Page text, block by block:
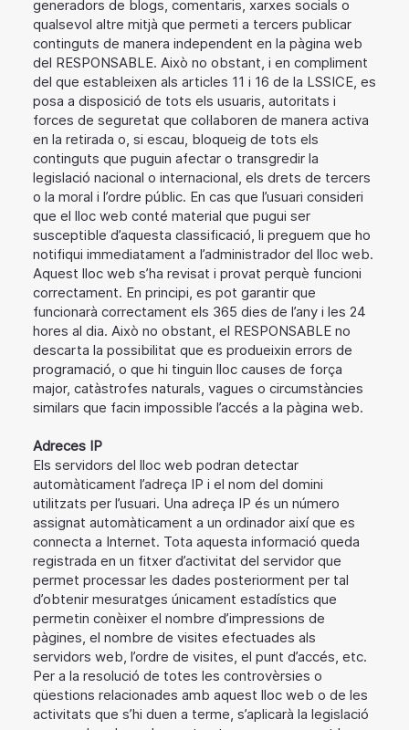
generadors de blogs, comentaris, xarxes socials o
qualsevol altre mitjà que permeti a tercers publicar
continguts de manera independent en la pàgina web
del RESPONSABLE. Això no obstant, i en compliment
del que estableixen als articles 11 i 16 de la LSSICE, es
posa a disposició de tots els usuaris, autoritats i
forces de seguretat que col·laboren de manera activa
en la retirada o, si escau, bloqueig de tots els
continguts que puguin afectar o transgredir la
legislació nacional o internacional, els drets de tercers
o la moral i l’ordre públic. En cas que l’usuari consideri
que el lloc web conté material que pugui ser
susceptible d’aquesta classificació, li preguem que ho
notifiqui immediatament a l’administrador del lloc web.
Aquest lloc web s’ha revisat i provat perquè funcioni
correctament. En principi, es pot garantir que
funcionarà correctament els 365 dies de l’any i les 24
hores al dia. Això no obstant, el RESPONSABLE no
descarta la possibilitat que es produeixin errors de
programació, o que hi tinguin lloc causes de força
major, catàstrofes naturals, vagues o circumstàncies
similars que facin impossible l’accés a la pàgina web.
Adreces IP
Els servidors del lloc web podran detectar
automàticament l’adreça IP i el nom del domini
utilitzats per l’usuari. Una adreça IP és un número
assignat automàticament a un ordinador així que es
connecta a Internet. Tota aquesta informació queda
registrada en un fitxer d’activitat del servidor que
permet processar les dades posteriorment per tal
d’obtenir mesuratges únicament estadístics que
permetin conèixer el nombre d’impressions de
pàgines, el nombre de visites efectuades als
servidors web, l’ordre de visites, el punt d’accés, etc.
Per a la resolució de totes les controvèrsies o
qüestions relacionades amb aquest lloc web o de les
activitats que s’hi duen a terme, s’aplicarà la legislació